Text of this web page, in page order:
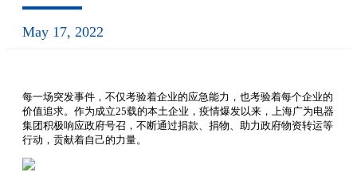
May 17, 2022
每一场突发事件，不仅考验着企业的应急能力，也考验着每个企业的
价值追求。作为成立25载的本土企业，疫情爆发以来，上海广为电器
集团积极响应政府号召，不断通过捐款、捐物、助力政府物资转运等
行动，贡献着自己的力量。